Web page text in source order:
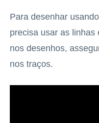
Para desenhar
precisa usar as linhas
nos desenhos,
nos traços.